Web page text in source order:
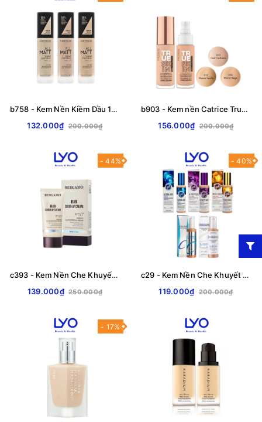
b758 - Kem Nền Kiềm Dầu 18h Catrice All Matt Plus Shine Control Make Up Che Phủ Cao, Lâu Trôi Suốt 18h 30ml
132.000₫ 200.000₫
b903 - Kem nền Catrice True Skin Hydrating Foundation Làm dịu da & Che mờ khuyết điểm 30ml
156.000₫ 200.000₫
- 44%
c393 - Kem Nền Che Khuyết Điểm Bergamo Perfect Bb Cover-up Cream SPF 50+/PA+++ Kiềm Dầu, Bền Màu & Lâu Trôi Hàn Quốc 50ml
139.000₫ 250.000₫
- 40%
c29 - Kem Nền Che Khuyết Điểm Enough Collagen 3in1/Moisture/Ultra X10 Cover Up Foundation Cấp Ẩm & Chống Tia UV Hàn Quốc 100ml
119.000₫ 200.000₫
- 17%